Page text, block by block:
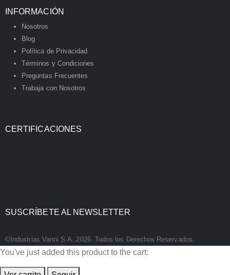
INFORMACIÓN
Nosotros
Blog
Política de Privacidad
Términos y Condiciones
Preguntas Frecuentes
Trabaja con Nosotros
CERTIFICACIONES
SUSCRÍBETE AL NEWSLETTER
©Industrias Vanni S.A. 2026. Todos los Derechos Reservados.
You've just added this product to the cart: